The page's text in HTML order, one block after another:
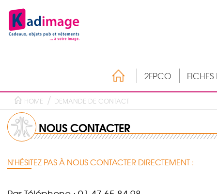
2FPCO
HOME DEMANDE DE CONTACT
NOUS CONTACTER
N'HÉSITEZ PAS À NOUS CONTACTER DIRECTEMENT :